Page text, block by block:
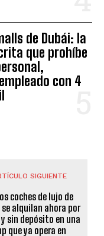
de Dubái: la
que prohíbe
con 4
SIGUIENTE